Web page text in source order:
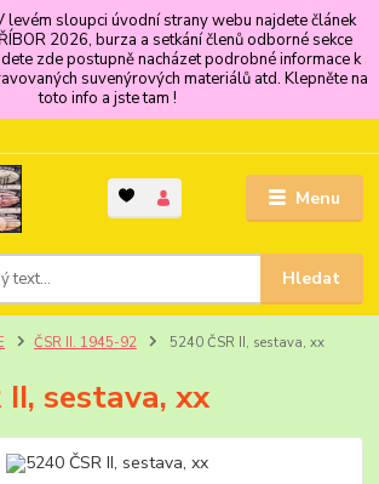
levém sloupci úvodní strany webu najdete článek
2026, burza a setkání členů odborné sekce
zde postupně nacházet podrobné informace k
suvenýrových materiálů atd. Klepněte na
toto info a jste tam !
Menu
Hledat
ČSR II. 1945-92 5240 ČSR II, sestava, xx
II, sestava, xx